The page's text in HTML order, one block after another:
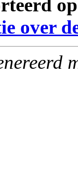
over